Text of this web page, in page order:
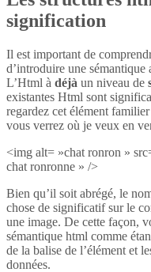
signification
Il est important de
d’introduire une
L’Html à déjà un niveau de
existantes Html sont
regardez cet élément
vous verrez où je veux en
<img alt= »chat ronron »
chat ronronne » />
Bien qu’il soit abrégé, le
chose de significatif sur le
une image. De cette façon,
sémantique html comme
de la balise de l’élément et
données.